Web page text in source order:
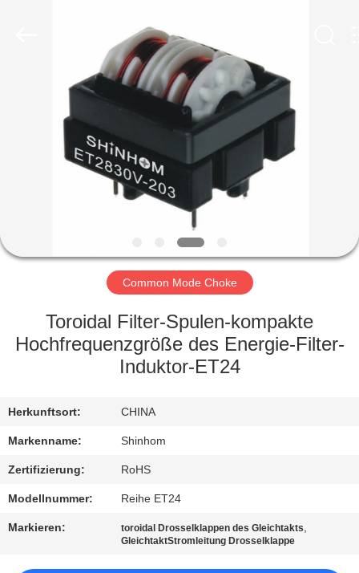
PRODUKTE
ÜBER
UNS
WERKSBESICHTIGUNG
QUALITÄTSKONTROLLE
KONTAKTIEREN
SIE
UNS
NEUIGKEITEN
RECHTSSACHEN
Common Mode Choke
Toroidal Filter-Spulen-kompakte
Hochfrequenzgröße des Energie-Filter-
Induktor-ET24
Herkunftsort: CHINA
Markenname: Shinhom
Zertifizierung: RoHS
Modellnummer: Reihe ET24
Markieren: toroidal Drosselklappen des Gleichtakts,
GleichtaktStromleitung Drosselklappe